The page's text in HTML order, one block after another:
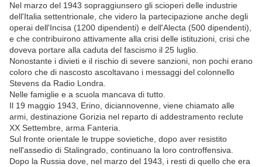
Nel marzo del 1943 sopraggiunsero gli scioperi delle industrie
dell'Italia settentrionale, che videro la partecipazione anche degli
operai dell'Incisa (1200 dipendenti) e dell'Alecta (500 dipendenti),
e che contribuirono attivamente alla crisi delle istituzioni, crisi che
doveva portare alla caduta del fascismo il 25 luglio.
Nonostante i divieti e il rischio di severe sanzioni, non pochi erano
coloro che di nascosto ascoltavano i messaggi del colonnello
Stevens da Radio Londra.
Nelle famiglie e a scuola mancava di tutto.
Il 19 maggio 1943, Erino, diciannovenne, viene chiamato alle
armi, destinazione Gorizia nel reparto di addestramento reclute
XX Settembre, arma Fanteria.
Sul fronte orientale le truppe sovietiche, dopo aver resistito
nell'assedio di Stalingrado, continuano la loro controffensiva.
Dopo la Russia dove, nel marzo del 1943, i resti di quello che era